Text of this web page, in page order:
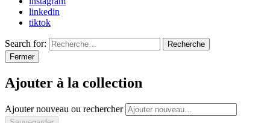
linkedin
tiktok
Search for:
Recherche
Fermer
Ajouter à la collection
Ajouter nouveau ou rechercher